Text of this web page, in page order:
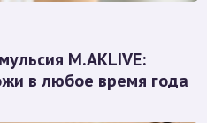
M.AKLIVE:
в любое время года